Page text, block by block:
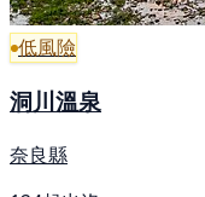
低風險
洞川溫泉
奈良縣